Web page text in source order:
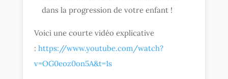
dans la progression de votre enfant !
Voici une courte vidéo explicative
:https://www.youtube.com/watch?
v=OG0eoz0on5A&t=1s